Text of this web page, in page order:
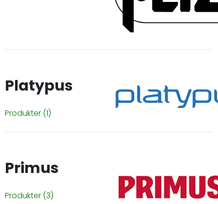
Platypus
Produkter (1)
Primus
Produkter (3)